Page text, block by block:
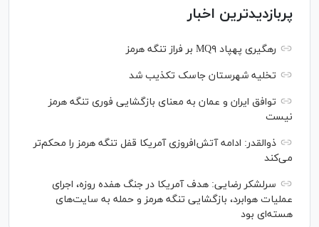
پربازدیدترین اخبار
رهگیری پهپاد MQ۹ بر فراز تنگه هرمز
تخلیه شهرستان جاسک تکذیب شد
توافق ایران و عمان به معنای بازگشایی فوری تنگه هرمز
نیست
ذوالقدر: ادامه آتش‌افروزی آمریکا قفل تنگه هرمز را محکم‌تر
می‌کند
سرلشکر رضایی: هدف آمریکا در جنگ هفده روزه، اجرای
عملیات هوابرد، بازگشایی تنگه هرمز و حمله به سایت‌های
هسته‌ای بود